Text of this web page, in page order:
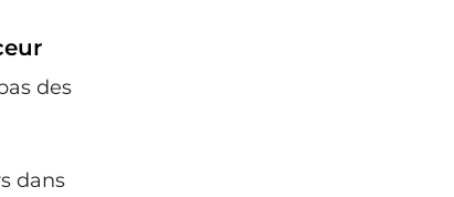
des
dans